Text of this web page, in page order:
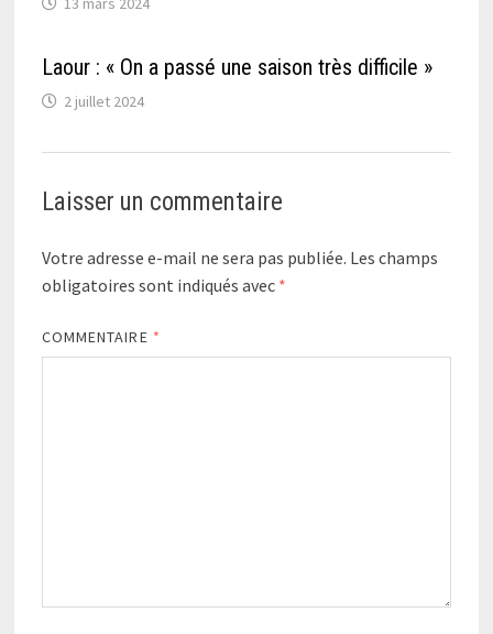
Laour : « On a passé une saison très difficile »
2 juillet 2024
Laisser un commentaire
Votre adresse e-mail ne sera pas publiée. Les champs
obligatoires sont indiqués avec *
COMMENTAIRE *